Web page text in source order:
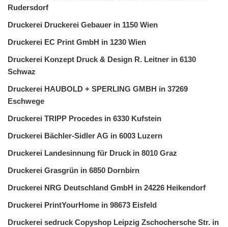
Rudersdorf
Druckerei Druckerei Gebauer in 1150 Wien
Druckerei EC Print GmbH in 1230 Wien
Druckerei Konzept Druck & Design R. Leitner in 6130
Schwaz
Druckerei HAUBOLD + SPERLING GMBH in 37269
Eschwege
Druckerei TRIPP Procedes in 6330 Kufstein
Druckerei Bächler-Sidler AG in 6003 Luzern
Druckerei Landesinnung für Druck in 8010 Graz
Druckerei Grasgrün in 6850 Dornbirn
Druckerei NRG Deutschland GmbH in 24226 Heikendorf
Druckerei PrintYourHome in 98673 Eisfeld
Druckerei sedruck Copyshop Leipzig Zschochersche Str. in